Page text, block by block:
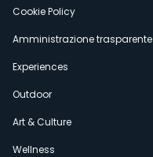
Cookie Policy
Amministrazione trasparente
Experiences
Outdoor
Art & Culture
Wellness